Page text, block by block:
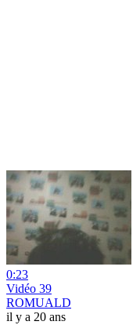
0:23
Vidéo 39
ROMUALD
il y a 20 ans